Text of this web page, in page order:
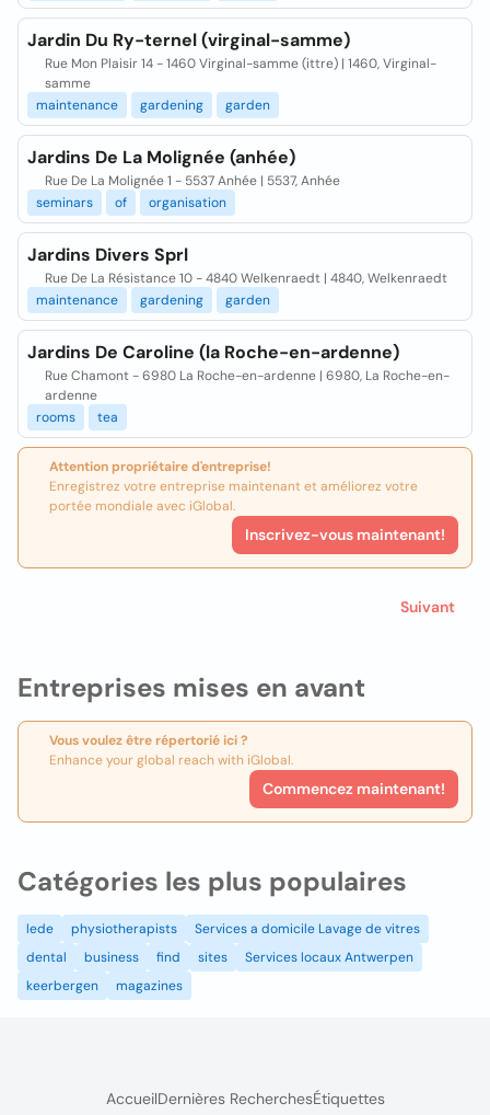
Entreprises mises en avant
Vous voulez être répertorié ici ?
Enhance your global reach with iGlobal.
Commencez maintenant!
Jardin Du Ry-ternel (virginal-samme)
Rue Mon Plaisir 14 - 1460 Virginal-samme (ittre) | 1460, Virginal-
samme
maintenance
gardening garden
Jardins De La Molignée (anhée)
Rue De La Molignée 1 - 5537 Anhée | 5537, Anhée
seminars
of organisation
Jardins Divers Sprl
Rue De La Résistance 10 - 4840 Welkenraedt | 4840, Welkenraedt
maintenance
gardening garden
Jardins De Caroline (la Roche-en-ardenne)
Rue Chamont - 6980 La Roche-en-ardenne | 6980, La Roche-en-
ardenne
rooms
tea
Attention propriétaire d'entreprise!
Enregistrez votre entreprise maintenant et améliorez votre
portée mondiale avec iGlobal.
Inscrivez-vous maintenant!
Suivant
Catégories les plus populaires
lede physiotherapists
Services a domicile Lavage de vitres
dental
business find sites
Services locaux Antwerpen
keerbergen
magazines
AccueilDernières RecherchesÉtiquettes